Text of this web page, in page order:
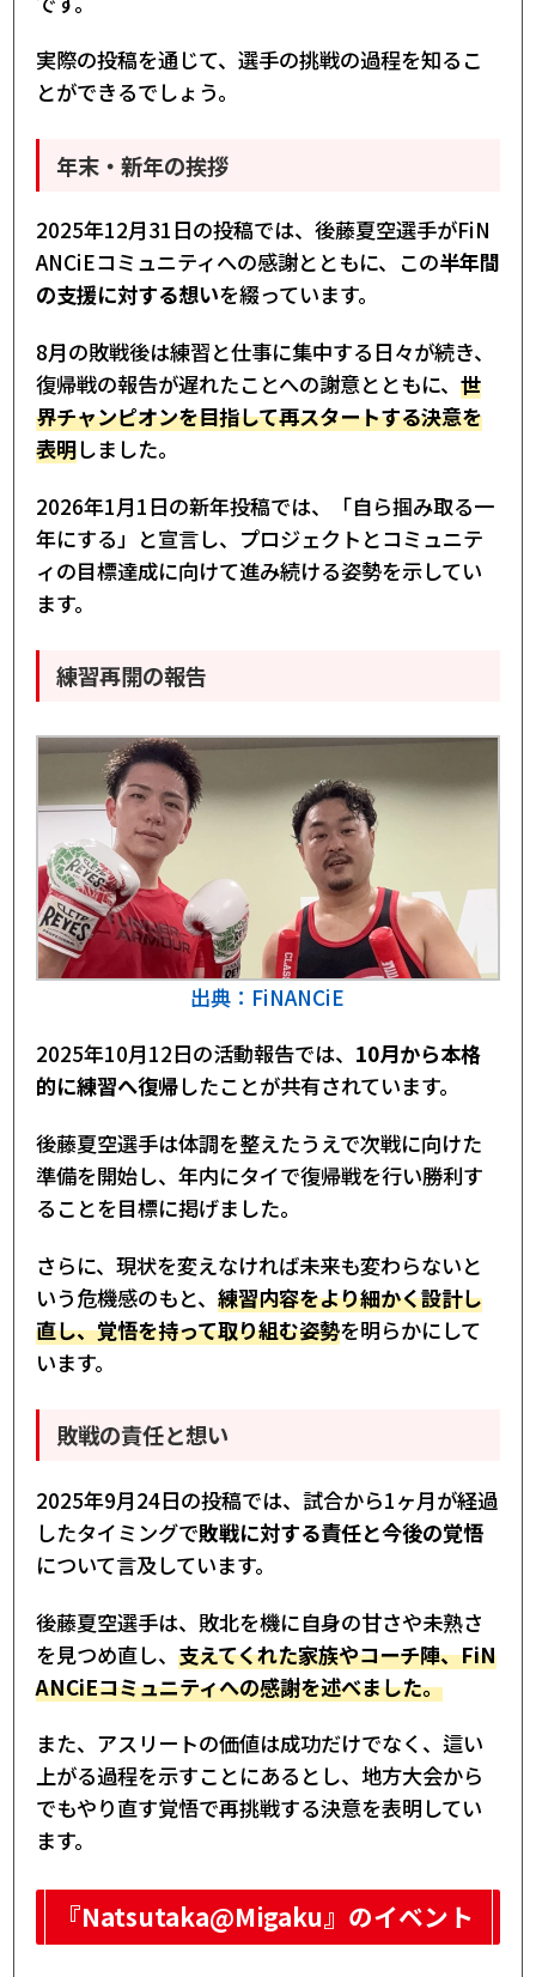
実際の投稿を通じて、選手の挑戦の過程を知るこ
とができるでしょう。
年末・新年の挨拶
2025年12月31日の投稿では、後藤夏空選手がFiN
ANCiEコミュニティへの感謝とともに、この半年間
の支援に対する想いを綴っています。
8月の敗戦後は練習と仕事に集中する日々が続き、
復帰戦の報告が遅れたことへの謝意とともに、 世
界チャンピオンを目指して再スタートする決意を
表明しました。
2026年1月1日の新年投稿では、「自ら掴み取る一
年にする」と宣言し、プロジェクトとコミュニテ
ィの目標達成に向けて進み続ける姿勢を示してい
ます。
練習再開の報告
出典：FiNANCiE
2025年10月12日の活動報告では、 10月から本格
的に練習へ復帰したことが共有されています。
後藤夏空選手は体調を整えたうえで次戦に向けた
準備を開始し、年内にタイで復帰戦を行い勝利す
ることを目標に掲げました。
さらに、現状を変えなければ未来も変わらないと
いう危機感のもと、 練習内容をより細かく設計し
直し、覚悟を持って取り組む姿勢を明らかにして
います。
敗戦の責任と想い
2025年9月24日の投稿では、試合から1ヶ月が経過
したタイミングで敗戦に対する責任と今後の覚悟
について言及しています。
後藤夏空選手は、敗北を機に自身の甘さや未熟さ
を見つめ直し、 支えてくれた家族やコーチ陣、FiN
ANCiEコミュニティへの感謝を述べました。
また、アスリートの価値は成功だけでなく、這い
上がる過程を示すことにあるとし、地方大会から
でもやり直す覚悟で再挑戦する決意を表明してい
ます。
『Natsutaka@Migaku』のイベント